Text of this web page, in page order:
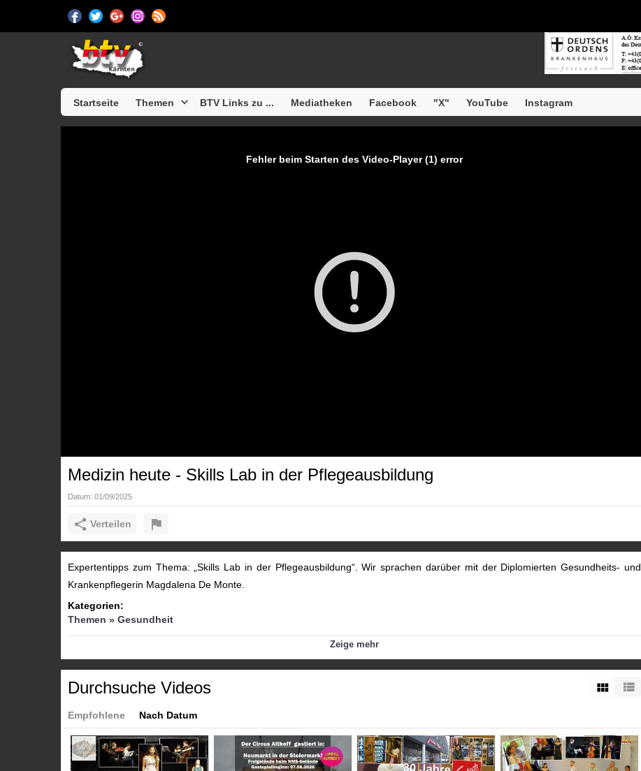
Startseite Themen BTV Links zu ... Mediatheken Facebook "X" YouTube Instagram
Fehler beim Starten des Video-Player (1) error
Medizin heute - Skills Lab in der Pflegeausbildung
Datum: 01/09/2025
Verteilen
Expertentipps zum Thema: „Skills Lab in der Pflegeausbildung“. Wir sprachen darüber mit der Diplomierten Gesundheits- und
Krankenpflegerin Magdalena De Monte.
Kategorien:
Themen » Gesundheit
Tags:
btvon barmherzige_brüder_sankt_veit
Zeige mehr
Durchsuche Videos
Empfohlene Nach Datum